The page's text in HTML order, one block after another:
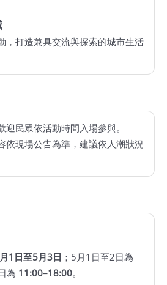
，打造兼具交流與探索的城市生活
民眾依活動時間入場參與。
依現場公告為準，建議依人潮狀況
1日至5月3日 ；5月1日至2日為
為 11:00–18:00。